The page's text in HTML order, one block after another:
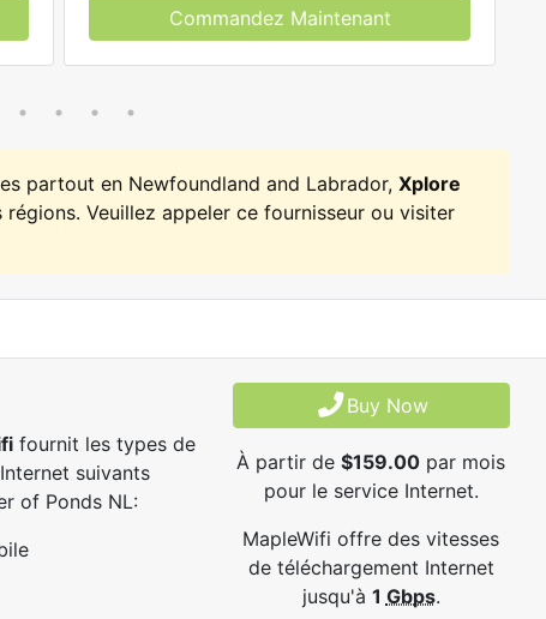
Commandez Maintenant
partout en Newfoundland and Labrador, Xplore
Veuillez appeler ce fournisseur ou visiter
fournit les types de
suivants
of Ponds NL:
Buy Now
À partir de$159.00 par mois
pour le service Internet.
MapleWifi offre des vitesses
de téléchargement Internet
jusqu'à 1 Gbps.